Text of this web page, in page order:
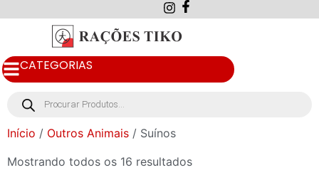
CATEGORIAS
Início / Outros Animais / Suínos
Mostrando todos os 16 resultados